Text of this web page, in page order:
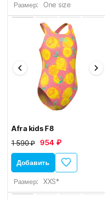
Размер: One size
Afra kids F8
1 590 ₽ 954 ₽
Добавить
Размер: XXS*